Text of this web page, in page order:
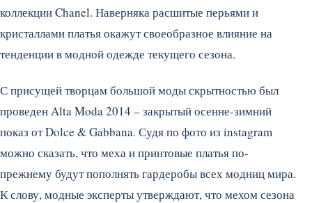
коллекции Chanel. Наверняка расшитые перьями и
кристаллами платья окажут своеобразное влияние на
тенденции в модной одежде текущего сезона.
С присущей творцам большой моды скрытностью был
проведен Alta Moda 2014 – закрытый осенне-зимний
показ от Dolce & Gabbana. Судя по фото из instagram
можно сказать, что меха и принтовые платья по-
прежнему будут пополнять гардеробы всех модниц мира.
К слову, модные эксперты утверждают, что мехом сезона